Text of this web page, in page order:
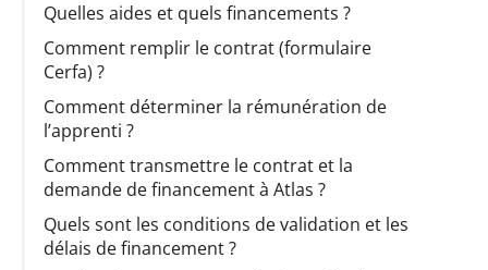
Quelles aides et quels financements ?
Comment remplir le contrat (formulaire
Cerfa) ?
Comment déterminer la rémunération de
l’apprenti ?
Comment transmettre le contrat et la
demande de financement à Atlas ?
Quels sont les conditions de validation et les
délais de financement ?